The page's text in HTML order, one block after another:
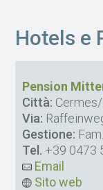
Hotels e
Pension
Città:
Via:
Gestione:
Tel. +39 0473
Email
Sito web